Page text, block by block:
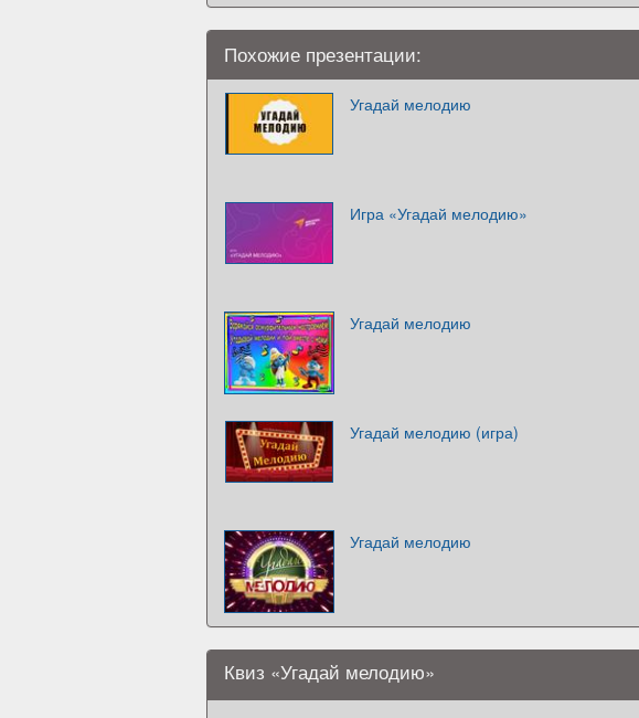
Похожие презентации:
Угадай мелодию
Игра «Угадай мелодию»
Угадай мелодию
Угадай мелодию (игра)
Угадай мелодию
Квиз «Угадай мелодию»